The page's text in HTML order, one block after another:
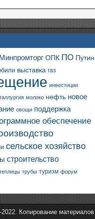
Минпромторг ОПК ПО Путин
выставка газ
инвестиции
молоко нефть новое
овощи поддержка
обеспечение
сельское хозяйство
строительство
трубы туризм форум
Копирование